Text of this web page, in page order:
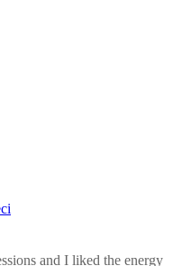
and I liked the energy